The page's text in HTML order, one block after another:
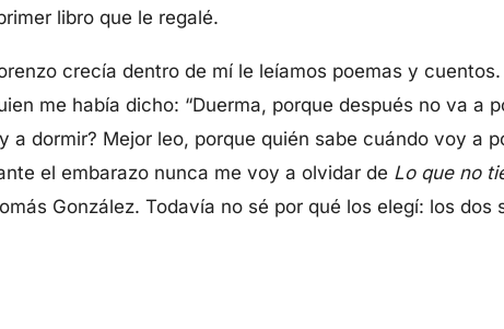
libro que le regalé.
crecía dentro de mí le leíamos poemas y
me había dicho: “Duerma, porque después no va a
a dormir? Mejor leo, porque quién sabe cuándo voy a
el embarazo nunca me voy a olvidar de Lo que no
González. Todavía no sé por qué los elegí: los